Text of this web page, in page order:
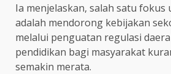
Ia menjelaskan, salah satu fokus
adalah mendorong kebijakan
melalui penguatan regulasi
pendidikan bagi masyarakat
semakin merata.